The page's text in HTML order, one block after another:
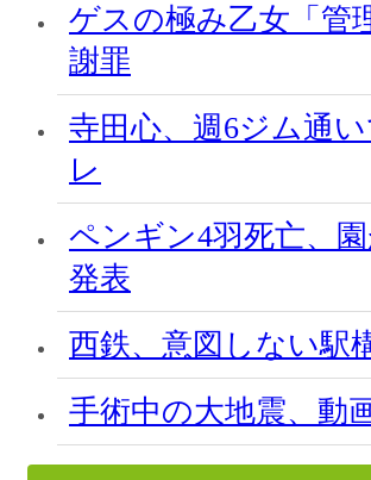
ゲスの極み乙女「管
謝罪
寺田心、週6ジム通い
レ
ペンギン4羽死亡、
発表
西鉄、意図しない駅
手術中の大地震、動